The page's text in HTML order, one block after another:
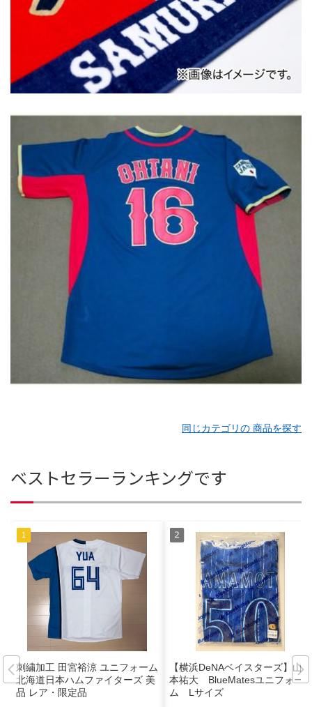
同じカテゴリの 商品を探す
ベストセラーランキングです
刺繍加工 田宮裕涼 ユニフォーム
北海道日本ハムファイターズ 美
品 レア・限定品
【横浜DeNAベイスターズ】山
本祐大 BlueMatesユニフォー
ム Lサイズ